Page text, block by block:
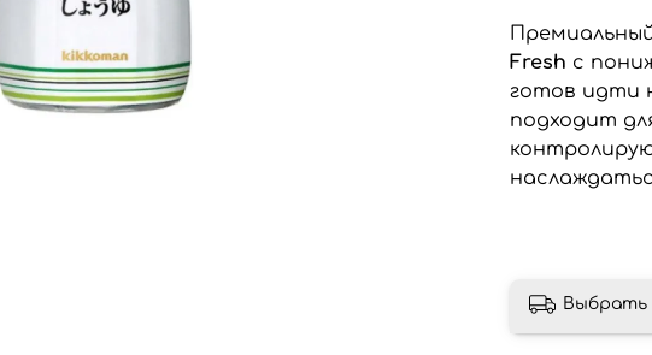
Fresh с
готов идти
подходит
Выбрать